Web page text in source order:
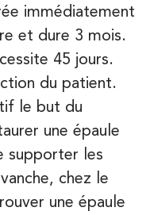
immédiatement
et dure 3 mois.
45 jours.
du patient.
le but du
une épaule
supporter les
chez le
une épaule
Paris
Paris